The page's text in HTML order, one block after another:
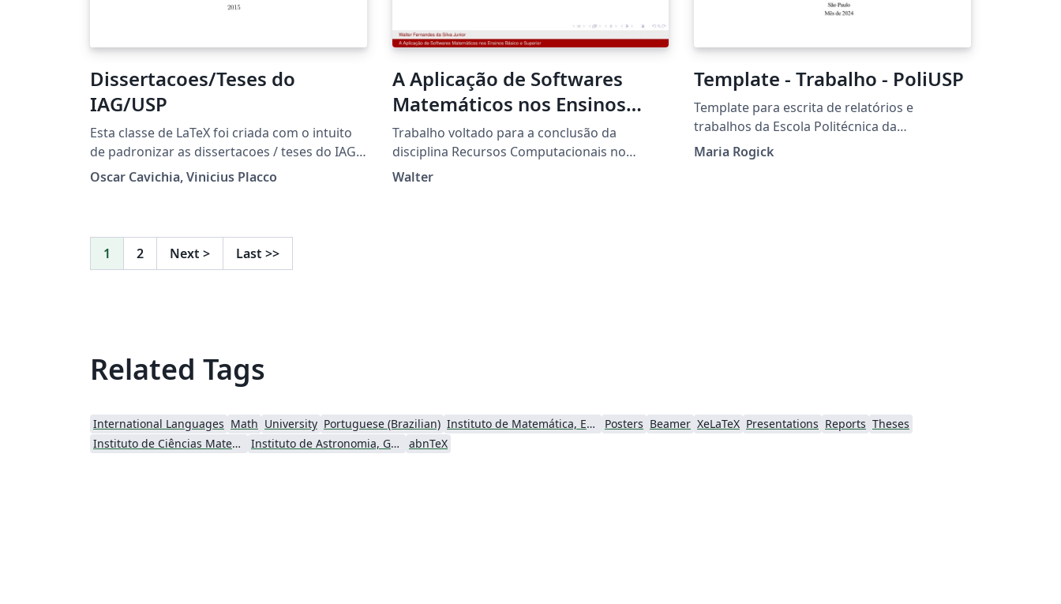
Dissertacoes/Teses do
IAG/USP
Esta classe de LaTeX foi criada com o intuito
de padronizar as dissertacoes / teses do IAG,
de acordo com as normas e diretrizes da USP.
Oscar Cavichia, Vinicius Placco
A Aplicação de Softwares
Matemáticos nos Ensinos
Básico e Superior
Trabalho voltado para a conclusão da
disciplina Recursos Computacionais no
Ensino da Matemática.
Walter
Template - Trabalho - PoliUSP
Template para escrita de relatórios e
trabalhos da Escola Politécnica da
Universidade de São Paulo seguindo normas
da ABNT (fonte, tamanho da fonte, margens,
Maria Rogick
1 2 Next > Last >>
Related Tags
International Languages Math University Portuguese (Brazilian) Instituto de Matemática, Estatística e Ciência da Computação (IME-USP) Posters Beamer XeLaTeX Presentations Reports Theses
Instituto de Ciências Matemáticas e de Computação (USP)
Instituto de Astronomia, Geofísica e Ciências Atmosféricas (IAG/USP) abnTeX